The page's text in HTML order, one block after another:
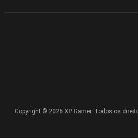
Copyright © 2026 XP Gamer. Todos os